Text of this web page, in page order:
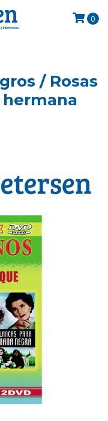
0
/ Rosas